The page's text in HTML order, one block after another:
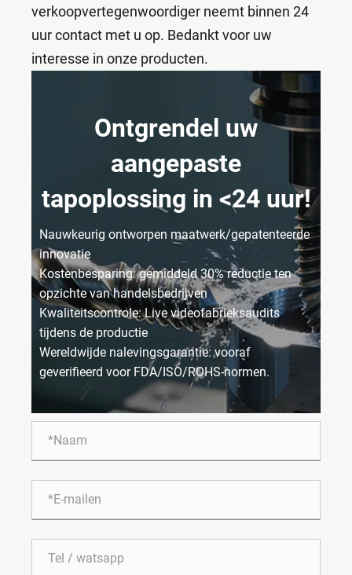
verkoopvertegenwoordiger neemt binnen 24
uur contact met u op. Bedankt voor uw
interesse in onze producten.
Ontgrendel uw
aangepaste
tapoplossing in <24 uur!
Nauwkeurig ontworpen maatwerk/gepatenteerde
innovatie
Kostenbesparing: gemiddeld 30% reductie ten
opzichte van handelsbedrijven
Kwaliteitscontrole: Live videofabrieksaudits
tijdens de productie
Wereldwijde nalevingsgarantie: vooraf
geverifieerd voor FDA/ISO/ROHS-normen.